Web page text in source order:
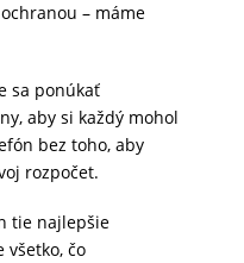
– máme
sa ponúkať
aby si každý mohol
bez toho, aby
rozpočet.
tie najlepšie
všetko, čo